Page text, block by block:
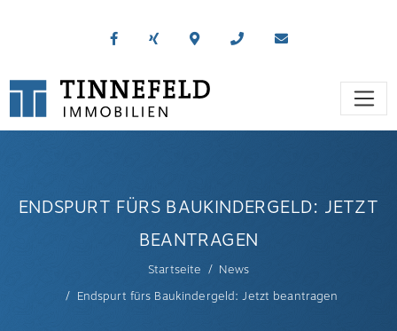
ENDSPURT FÜRS BAUKINDERGELD: JETZT
BEANTRAGEN
Startseite
News
Endspurt fürs Baukindergeld: Jetzt beantragen